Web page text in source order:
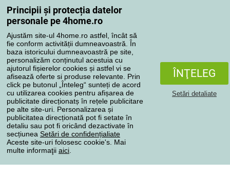
Principii și protecția datelor
personale pe 4home.ro
Ajustăm site-ul 4home.ro astfel, încât să
fie conform activității dumneavoastră. În
baza istoricului dumneavoastră pe site,
personalizăm conținutul acestuia cu
ajutorul fișierelor cookies și astfel vi se
afisează oferte si produse relevante. Prin
click pe butonul „Înteleg“ sunteți de acord
cu utilizarea cookies pentru afișarea de
publicitate direcționatș în rețele publicitare
pe alte site-uri. Personalizarea și
publicitatea direcționată pot fi setate în
detaliu sau pot fi oricând dezactivate în
secțiunea Setări de confidențialiate
Aceste site-uri folosesc cookie's. Mai
multe informaţii aici
ÎNŢELEG
Setări detaliate
Reclamaţii
Retragere de la contract
Regulile de procesare a recenziilor
Metode de transport
Metode de plată
Magazin de încredere